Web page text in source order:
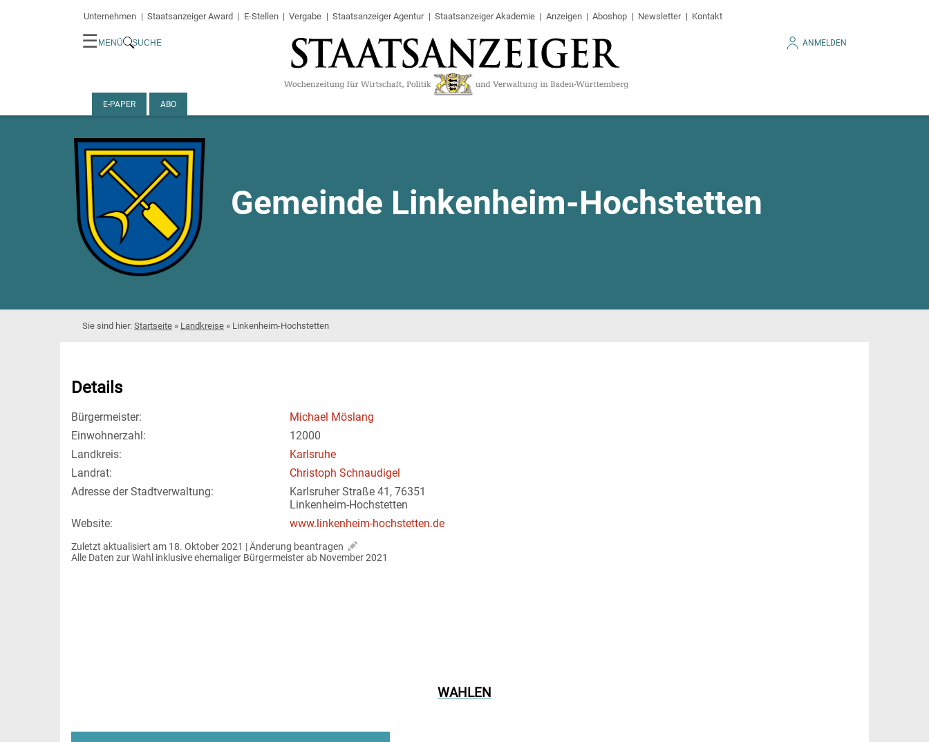
Unternehmen Staatsanzeiger Award E-Stellen Vergabe Staatsanzeiger Agentur Staatsanzeiger Akademie Anzeigen Aboshop Newsletter Kontakt
☰ MENÜ SUCHE ANMELDEN
E-PAPER ABO
Gemeinde Linkenheim-Hochstetten
Startseite » Landkreise » Linkenheim-Hochstetten
Details
Bürgermeister:
Michael Möslang
Einwohnerzahl:
12000
Landkreis:
Karlsruhe
Landrat:
Christoph Schnaudigel
Adresse der Stadtverwaltung:
Karlsruher Straße 41, 76351
Linkenheim-Hochstetten
Website:
www.linkenheim-hochstetten.de
Zuletzt aktualisiert am 18. Oktober 2021 | Änderung beantragen
Alle Daten zur Wahl inklusive ehemaliger Bürgermeister ab November 2021
WAHLEN